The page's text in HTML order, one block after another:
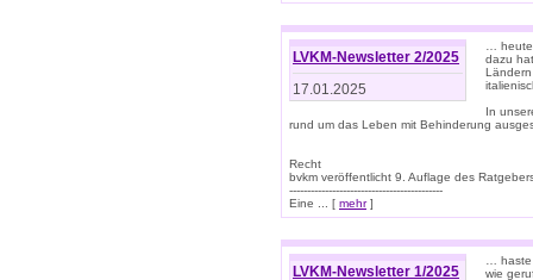
LVKM-Newsletter 2/2025
17.01.2025
…
dazu
In
rund um das Leben mit Behinderung
Recht
bvkm veröffentlicht 9. Auflage des
-------------------------------------------
Eine ... [ mehr]
LVKM-Newsletter 1/2025
…
wie